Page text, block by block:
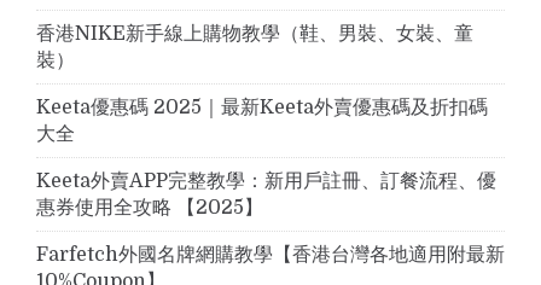
香港NIKE新手線上購物教學（鞋、男裝、女裝、童
裝）
Keeta優惠碼 2025｜最新Keeta外賣優惠碼及折扣碼
大全
Keeta外賣APP完整教學：新用戶註冊、訂餐流程、優
惠券使用全攻略 【2025】
Farfetch外國名牌網購教學【香港台灣各地適用附最新